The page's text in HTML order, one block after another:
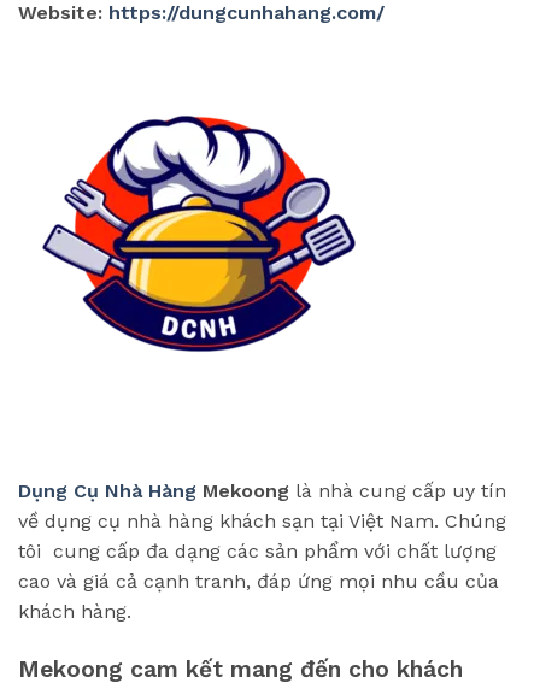
Website: https://dungcunhahang.com/
Dụng Cụ Nhà Hàng Mekoong là nhà cung cấp uy tín
về dụng cụ nhà hàng khách sạn tại Việt Nam. Chúng
tôi cung cấp đa dạng các sản phẩm với chất lượng
cao và giá cả cạnh tranh, đáp ứng mọi nhu cầu của
khách hàng.
Mekoong cam kết mang đến cho khách